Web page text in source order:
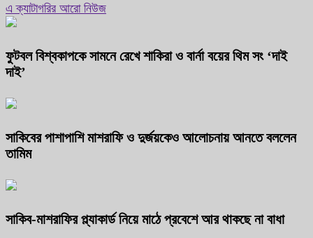
এ ক্যাটাগরির আরো নিউজ
ফুটবল বিশ্বকাপকে সামনে রেখে শাকিরা ও বার্না বয়ের থিম সং ‘দাই
দাই’
সাকিবের পাশাপাশি মাশরাফি ও দুর্জয়কেও আলোচনায় আনতে বললেন
তামিম
সাকিব-মাশরাফির প্ল্যাকার্ড নিয়ে মাঠে প্রবেশে আর থাকছে না বাধা